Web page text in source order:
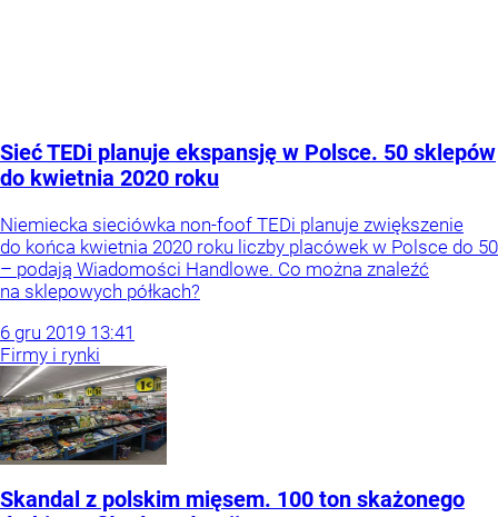
Sieć TEDi planuje ekspansję w Polsce. 50 sklepów
do kwietnia 2020 roku
Niemiecka sieciówka non-foof TEDi planuje zwiększenie
do końca kwietnia 2020 roku liczby placówek w Polsce do 50
– podają Wiadomości Handlowe. Co można znaleźć
na sklepowych półkach?
6 gru 2019 13:41
Firmy i rynki
Skandal z polskim mięsem. 100 ton skażonego